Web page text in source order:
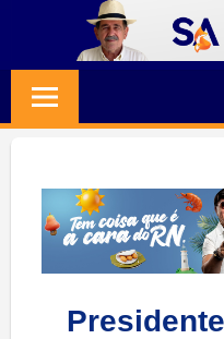
content
Jornalismo
Credibilidade